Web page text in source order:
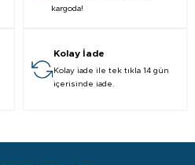
kargoda!
Kolay İade
Kolay iade ile tek tıkla 14 gün
içerisinde iade.